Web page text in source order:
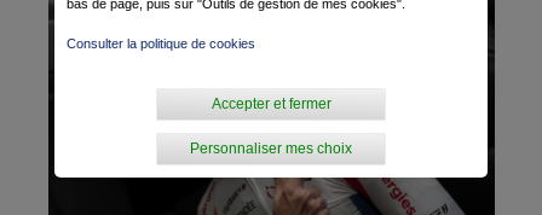
bas de page, puis sur "Outils de gestion de mes cookies".
Consulter la politique de cookies
Personnaliser mes choix
Accepter et fermer